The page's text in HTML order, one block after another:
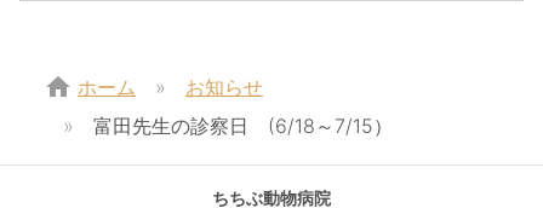
home ホーム
お知らせ
富田先生の診察日 (6/18～7/15）
ちちぶ動物病院